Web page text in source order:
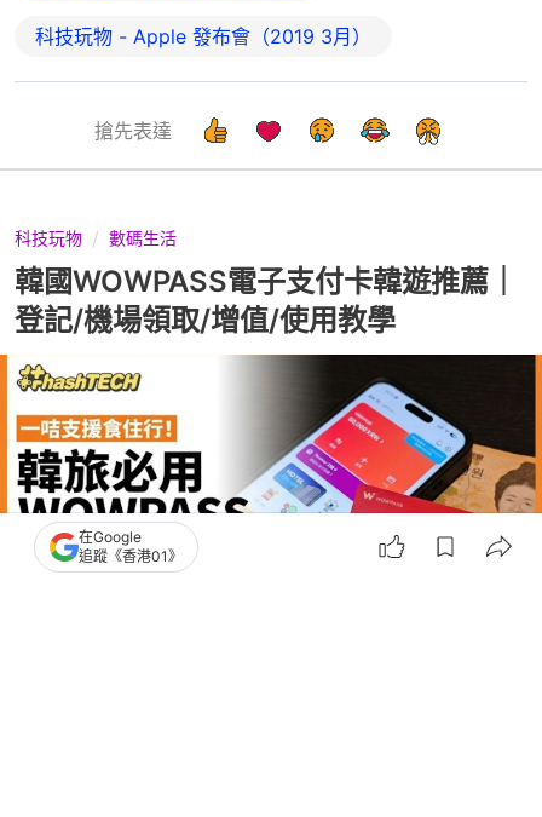
科技玩物 - Apple 發布會（2019 3月）
搶先表達
科技玩物 數碼生活
韓國WOWPASS電子支付卡韓遊推薦｜
登記/機場領取/增值/使用教學
在Google
追蹤《香港01》